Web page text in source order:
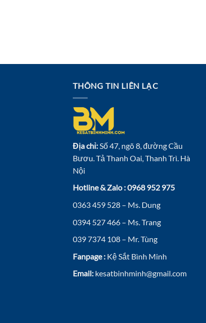
THÔNG TIN LIÊN LẠC
Địa chỉ: Số 47, ngõ 8, đường Cầu
Bươu. Tả Thanh Oai, Thanh Trì. Hà
Nội
Hotline & Zalo : 0968 952 975
0363 459 528 – Ms. Dung
0394 527 466 – Ms. Trang
039 7374 108 – Mr. Tùng
Fanpage : Kệ Sắt Bình Minh
Email: kesatbinhminh@gmail.com